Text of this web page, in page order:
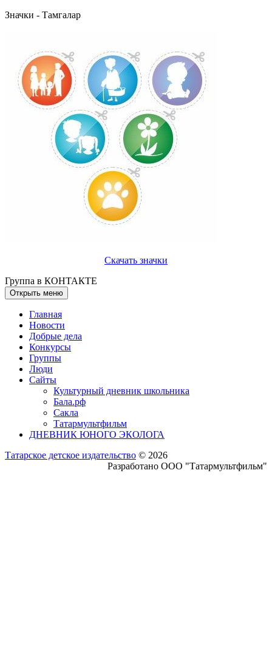
Значки - Тамгалар
Скачать значки
Группа в КОНТАКТЕ
Открыть меню
Главная
Новости
Добрые дела
Конкурсы
Группы
Люди
Сайты
Культурный дневник школьника
Бала.рф
Сакла
Татармультфильм
ДНЕВНИК ЮНОГО ЭКОЛОГА
Татарское детское издательство © 2026
Разработано ООО "Татармультфильм"